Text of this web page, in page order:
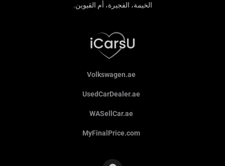
الخيمة، الفجيرة، أم القيوين.
Volkswagen.ae
UsedCarDealer.ae
WASellCar.ae
MyFinalPrice.com